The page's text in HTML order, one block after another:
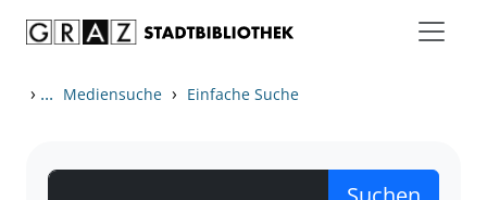
› ... Mediensuche › Einfache Suche